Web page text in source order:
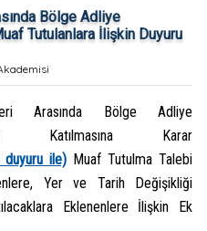
Bölge Adliye
Tutulanlara İlişkin Duyuru
Arasında Bölge Adliye
Katılmasına Karar
duyuru ile) Muaf Tutulma Talebi
Yer ve Tarih Değişikliği
Eklenenlere İlişkin Ek